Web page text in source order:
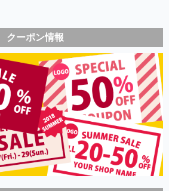
クーポン情報